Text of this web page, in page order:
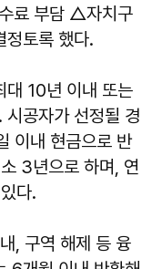
료 부담 △자치구
정토록 했다.
대 10년 이내 또는
공자가 선정될 경
이내 현금으로 반
3년으로 하며, 연
다.
, 구역 해제 등 융